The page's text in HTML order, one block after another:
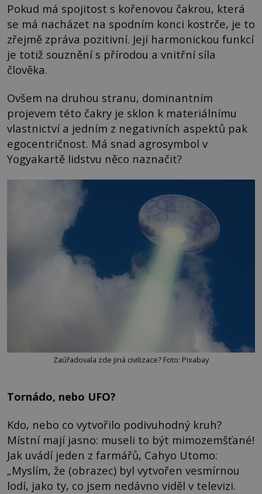
Pokud má spojitost s kořenovou čakrou, která
se má nacházet na spodním konci kostrče, je to
zřejmě zpráva pozitivní. Její harmonickou funkcí
je totiž souznění s přírodou a vnitřní síla
člověka.
Ovšem na druhou stranu, dominantním
projevem této čakry je sklon k materiálnímu
vlastnictví a jedním z negativních aspektů pak
egocentričnost. Má snad agrosymbol v
Yogyakartě lidstvu něco naznačit?
Zaúřadovala zde jiná civilizace? Foto: Pixabay
Tornádo, nebo UFO?
Kdo, nebo co vytvořilo podivuhodný kruh?
Místní mají jasno: museli to být mimozemšťané!
Jak uvádí jeden z farmářů, Cahyo Utomo:
„Myslím, že (obrazec) byl vytvořen vesmírnou
lodí, jako ty, co jsem nedávno viděl v televizi.